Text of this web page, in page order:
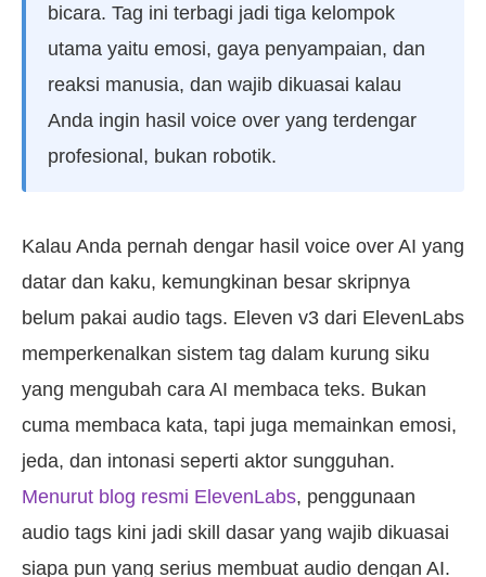
bicara. Tag ini terbagi jadi tiga kelompok
utama yaitu emosi, gaya penyampaian, dan
reaksi manusia, dan wajib dikuasai kalau
Anda ingin hasil voice over yang terdengar
profesional, bukan robotik.
Kalau Anda pernah dengar hasil voice over AI yang
datar dan kaku, kemungkinan besar skripnya
belum pakai audio tags. Eleven v3 dari ElevenLabs
memperkenalkan sistem tag dalam kurung siku
yang mengubah cara AI membaca teks. Bukan
cuma membaca kata, tapi juga memainkan emosi,
jeda, dan intonasi seperti aktor sungguhan.
Menurut blog resmi ElevenLabs, penggunaan
audio tags kini jadi skill dasar yang wajib dikuasai
siapa pun yang serius membuat audio dengan AI.